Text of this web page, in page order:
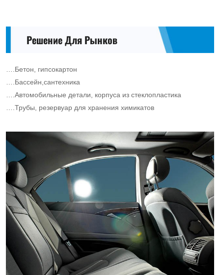
Решение Для Рынков
….Бетон, гипсокартон
….Бассейн,сантехника
….Автомобильные детали, корпуса из стеклопластика
….Трубы, резервуар для хранения химикатов